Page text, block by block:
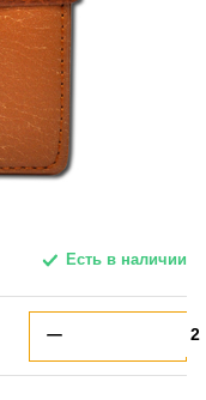
Есть в наличии